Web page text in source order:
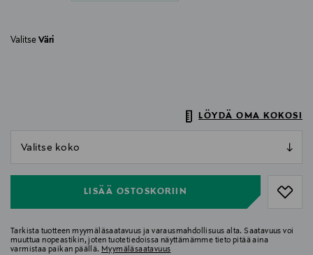
Valitse Väri
LÖYDÄ OMA KOKOSI
LISÄÄ OSTOSKORIIN
Tarkista tuotteen myymäläsaatavuus ja varausmahdollisuus alta. Saatavuus voi
muuttua nopeastikin, joten tuotetiedoissa näyttämämme tieto pitää aina
varmistaa paikan päällä. Myymäläsaatavuus